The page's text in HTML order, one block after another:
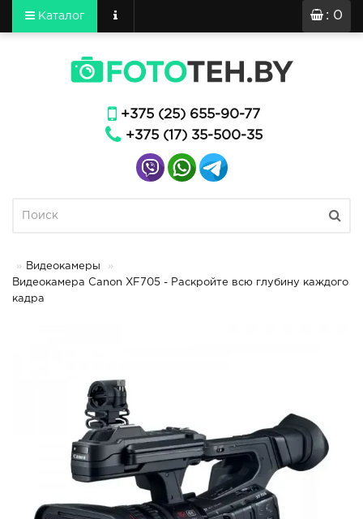
: 0
Каталог
+375 (25) 655-90-77
+375 (17) 35-500-35
Видеокамеры
Видеокамера Canon XF705 - Раскройте всю глубину каждого
кадра